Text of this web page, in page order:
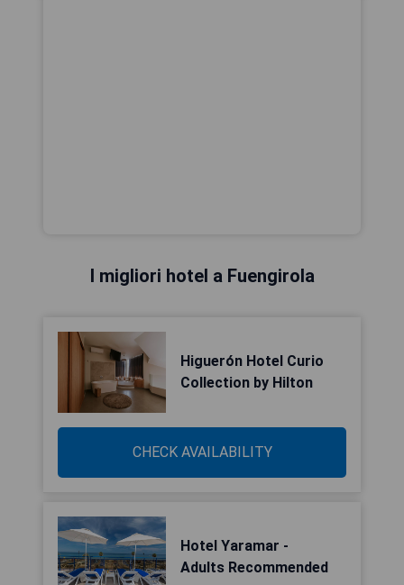
I migliori hotel a Fuengirola
Higuerón Hotel Curio
Collection by Hilton
CHECK AVAILABILITY
Hotel Yaramar -
Adults Recommended